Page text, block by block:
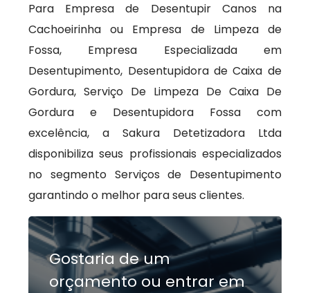
Para Empresa de Desentupir Canos na
Cachoeirinha ou Empresa de Limpeza de
Fossa, Empresa Especializada em
Desentupimento, Desentupidora de Caixa de
Gordura, Serviço De Limpeza De Caixa De
Gordura e Desentupidora Fossa com
excelência, a Sakura Detetizadora Ltda
disponibiliza seus profissionais especializados
no segmento Serviços de Desentupimento
garantindo o melhor para seus clientes.
Gostaria de um
orçamento ou entrar em